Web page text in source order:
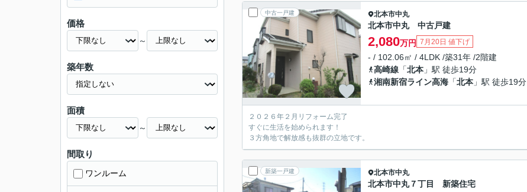
中古一戸建 北本市中丸
北本市中丸 中古戸建
2,080万円 7月20日 値下げ
- / 102.06㎡ / 4LDK /築31年 /2階建
高崎線 「北本 」駅 徒歩19分
湘南新宿ライン高海 「北本 」駅 徒歩19分
２０２６年２月リフォーム完了
すぐに生活を始められます！
３方角地で解放感も抜群の立地です。
新築一戸建 北本市中丸
北本市中丸７丁目 新築住宅
価格
～
築年数
面積
～
間取り
ワンルーム